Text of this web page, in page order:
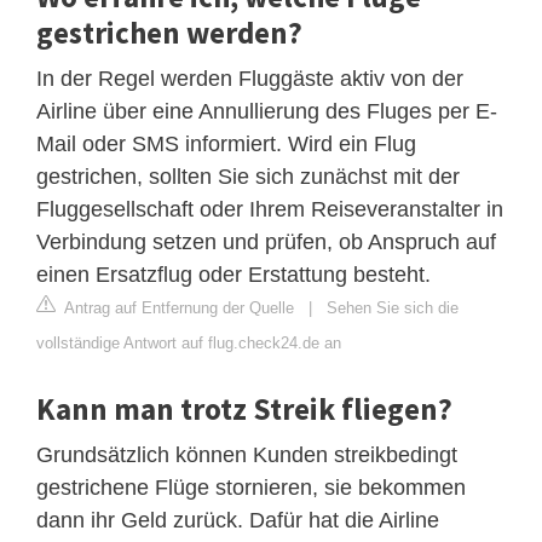
gestrichen werden?
In der Regel werden Fluggäste aktiv von der
Airline über eine Annullierung des Fluges per E-
Mail oder SMS informiert. Wird ein Flug
gestrichen, sollten Sie sich zunächst mit der
Fluggesellschaft oder Ihrem Reiseveranstalter in
Verbindung setzen und prüfen, ob Anspruch auf
einen Ersatzflug oder Erstattung besteht.
Antrag auf Entfernung der Quelle | Sehen Sie sich die
vollständige Antwort auf flug.check24.de an
Kann man trotz Streik fliegen?
Grundsätzlich können Kunden streikbedingt
gestrichene Flüge stornieren, sie bekommen
dann ihr Geld zurück. Dafür hat die Airline